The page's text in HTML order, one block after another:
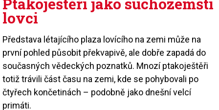
lovci
Představa létajícího plaza lovícího na zemi může na
první pohled působit překvapivě, ale dobře zapadá do
současných vědeckých poznatků. Mnozí ptakoještěři
totiž trávili část času na zemi, kde se pohybovali po
čtyřech končetinách – podobně jako dnešní velcí
primáti.